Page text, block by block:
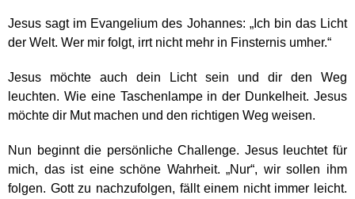
Jesus sagt im Evangelium des Johannes: „Ich bin das Licht
der Welt. Wer mir folgt, irrt nicht mehr in Finsternis umher.“
Jesus möchte auch dein Licht sein und dir den Weg
leuchten. Wie eine Taschenlampe in der Dunkelheit. Jesus
möchte dir Mut machen und den richtigen Weg weisen.
Nun beginnt die persönliche Challenge. Jesus leuchtet für
mich, das ist eine schöne Wahrheit. „Nur“, wir sollen ihm
folgen. Gott zu nachzufolgen, fällt einem nicht immer leicht.